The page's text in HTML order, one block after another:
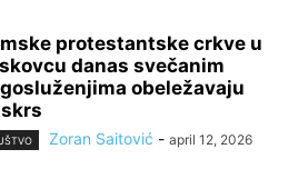
protestantske crkve u
danas svečanim
obeležavaju
Zoran Saitović - april 12, 2026